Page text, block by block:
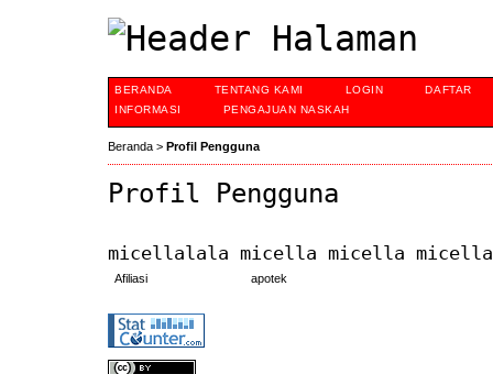
BERANDA TENTANG KAMI LOGIN
DAFTAR
INFORMASI
PENGAJUAN NASKAH
Beranda > Profil Pengguna
Profil Pengguna
micellalala micella micella micella
Afiliasi apotek